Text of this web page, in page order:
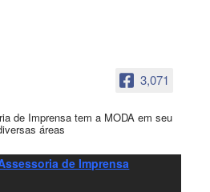
3,071
de Imprensa tem a MODA em seu
áreas
de Imprensa